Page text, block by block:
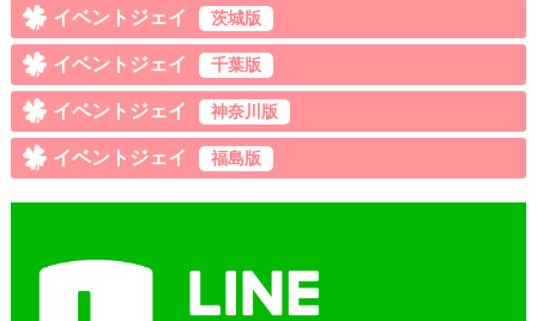
イベントジェイ 茨城版
イベントジェイ 千葉版
イベントジェイ 神奈川版
イベントジェイ 福島版